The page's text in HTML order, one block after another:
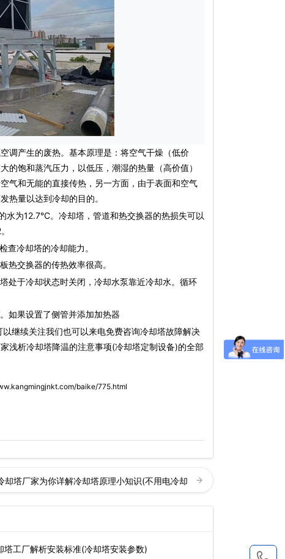
产生的废热。基本原理是：将空气干燥（低价
饱和蒸汽压力，以低压，潮湿的热量（高价值）
气和无能的直接传热，另一方面，由于表面和空气
热量以达到冷却的目的。
为12.7°C。冷却塔，管道和热交换器的热损失可以
冷却塔的冷却能力。
交换器的传热效率很高。
于冷却状态时关闭，冷却水泵靠近冷却水。循环
如果设置了侧管并添加加热器
继续关注我们也可以来电免费咨询冷却塔故障解决
浅析冷却塔降温的注意事项(冷却塔定制设备)的全部
baike/775.html
却塔厂家为你详解冷却塔原理小知识(不用电冷却
塔工厂解析安装标准(冷却塔安装参数)